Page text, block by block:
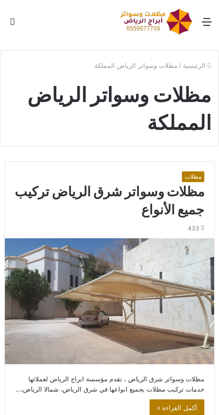
القائمة
الرئيسية / مظلات وسواتر الرياض المملكة
مظلات وسواتر الرياض
المملكة
مظلات
مظلات وسواتر شرق الرياض تركيب
جميع الأنواع
433
مظلات وسواتر شرق الرياض ، تقدم مؤسسة ابراج الرياض لعملائها
خدمات تركيب مظلات بجميع انواعها في شرق الرياض، شمالا الرياض،…
أكمل القراءة »